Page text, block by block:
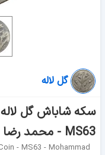
گل لاله
سکه شاباش گل
MS63 - محمد رضا شاه
- MS63 - Mohammad